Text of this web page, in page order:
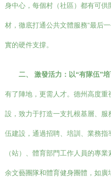
身中心，每個村（社區）都有可
材，徹底打通公共文體服務“最后
實的硬件支撐。
二、 激發活力：以“有隊伍”
有了陣地，更需人才。德州高度
設，致力于打造一支扎根基層、
伍建設，通過招聘、培訓、業務
（站）、體育部門工作人員的專
余文藝團隊和體育健身團體，如廣